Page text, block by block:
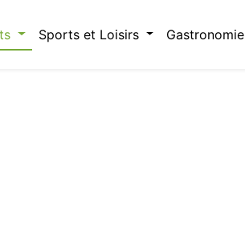
Sports et Loisirs Gastronomie